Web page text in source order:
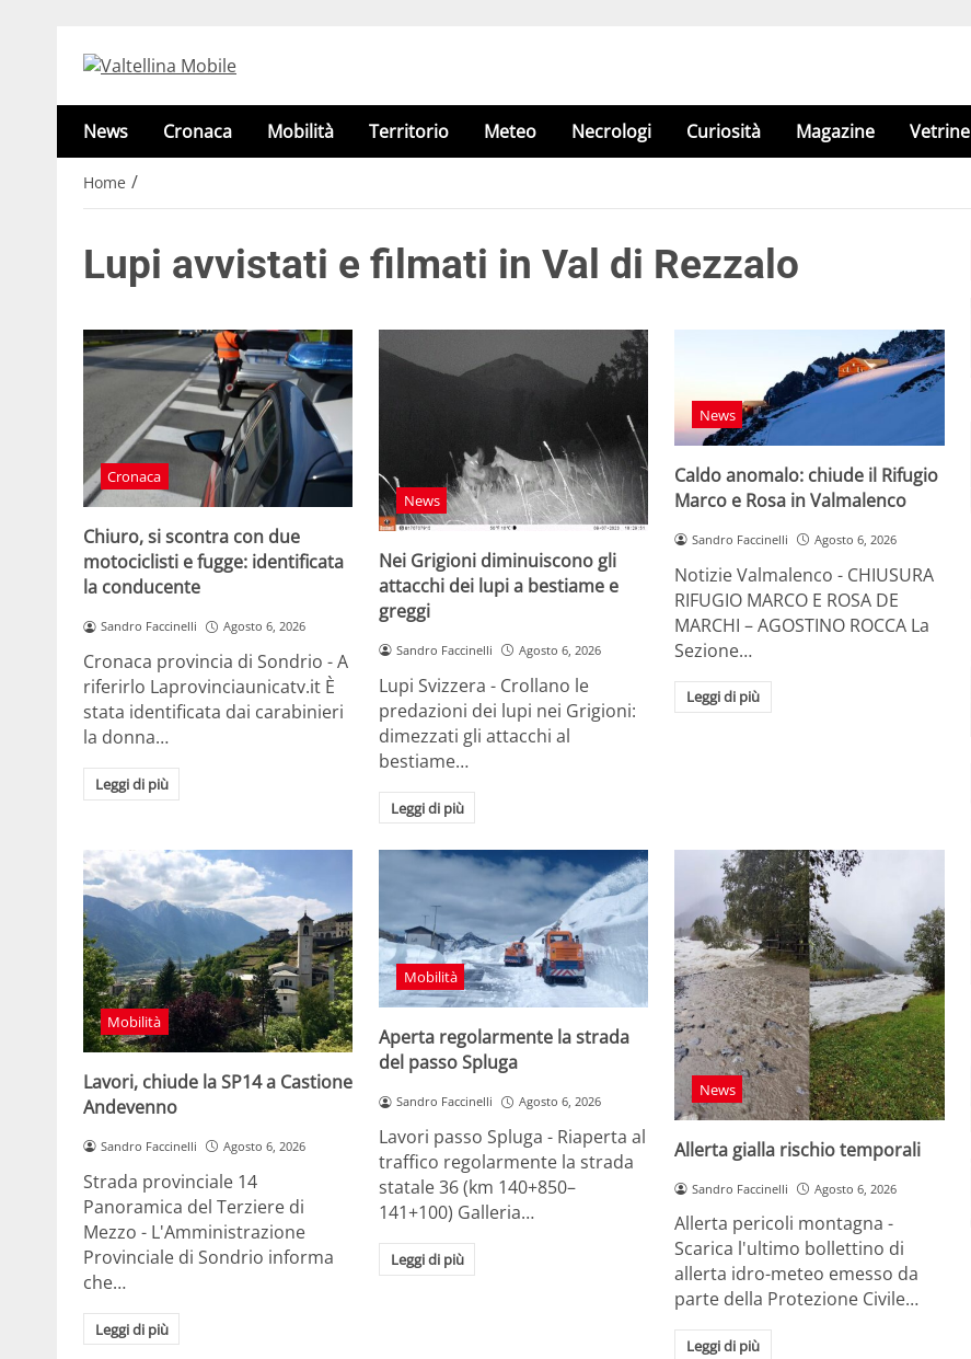
News Cronaca Mobilità Territorio Meteo Necrologi Curiosità Magazine Vetrine
Home /
Lupi avvistati e filmati in Val di Rezzalo
Cronaca
Chiuro, si scontra con due
motociclisti e fugge: identificata
la conducente
Sandro Faccinelli Agosto 6, 2026
Cronaca provincia di Sondrio - A
riferirlo Laprovinciaunicatv.it È
stata identificata dai carabinieri
la donna…
Leggi di più
News
Nei Grigioni diminuiscono gli
attacchi dei lupi a bestiame e
greggi
Sandro Faccinelli Agosto 6, 2026
Lupi Svizzera - Crollano le
predazioni dei lupi nei Grigioni:
dimezzati gli attacchi al
bestiame…
Leggi di più
News
Caldo anomalo: chiude il Rifugio
Marco e Rosa in Valmalenco
Sandro Faccinelli Agosto 6, 2026
Notizie Valmalenco - CHIUSURA
RIFUGIO MARCO E ROSA DE
MARCHI – AGOSTINO ROCCA La
Sezione…
Leggi di più
Mobilità
Lavori, chiude la SP14 a Castione
Andevenno
Sandro Faccinelli Agosto 6, 2026
Strada provinciale 14
Panoramica del Terziere di
Mezzo - L'Amministrazione
Provinciale di Sondrio informa
che…
Leggi di più
Mobilità
Aperta regolarmente la strada
del passo Spluga
Sandro Faccinelli Agosto 6, 2026
Lavori passo Spluga - Riaperta al
traffico regolarmente la strada
statale 36 (km 140+850–
141+100) Galleria…
Leggi di più
News
Allerta gialla rischio temporali
Sandro Faccinelli Agosto 6, 2026
Allerta pericoli montagna -
Scarica l'ultimo bollettino di
allerta idro-meteo emesso da
parte della Protezione Civile…
Leggi di più